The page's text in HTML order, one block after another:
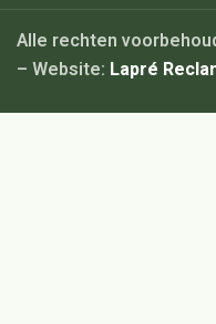
Alle rechten
– Website: Lapré